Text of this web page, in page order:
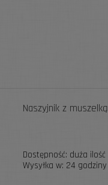
Naszyjnik z muszelką
Dostępność: duża ilość
Wysyłka w: 24 godziny